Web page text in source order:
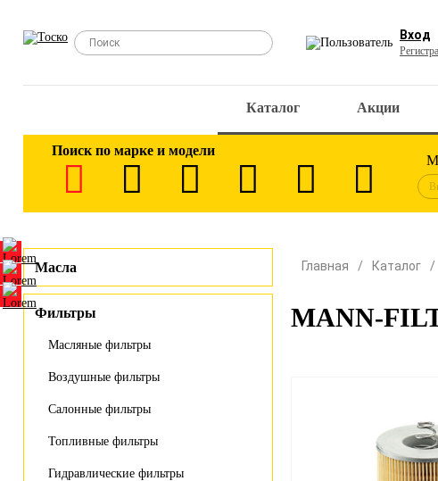
Вход
Каталог Акции
Поиск по марке и модели
Масла
Фильтры
Масляные фильтры
Воздушные фильтры
Салонные фильтры
Топливные фильтры
Гидравлические фильтры
Главная Каталог
MANN-